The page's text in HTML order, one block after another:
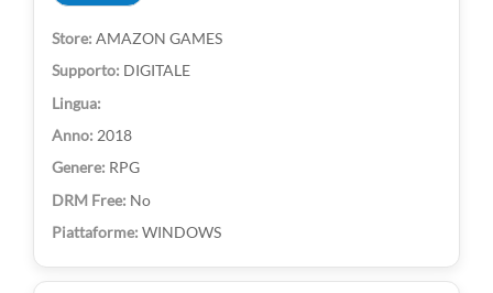
AMAZON GAMES
DIGITALE
2018
RPG
No
WINDOWS